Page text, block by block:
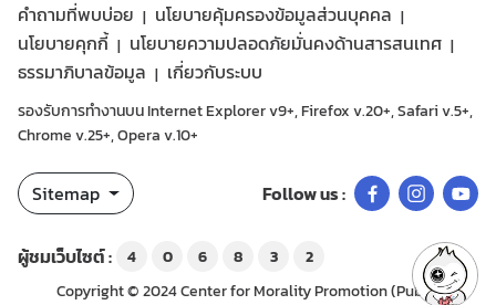
คำถามที่พบบ่อย
นโยบายคุ้มครองข้อมูลส่วนบุคคล
นโยบายคุกกี้
นโยบายความปลอดภัยมั่นคงด้านสารสนเทศ
ธรรมาภิบาลข้อมูล
เกี่ยวกับระบบ
รองรับการทำงานบน Internet Explorer v9+, Firefox v.20+, Safari v.5+,
Chrome v.25+, Opera v.10+
Sitemap Follow us :
ผู้ชมเว็บไซต์ : 4 0 6 8 3
2
Copyright © 2024 Center for Morality Promotion (Public